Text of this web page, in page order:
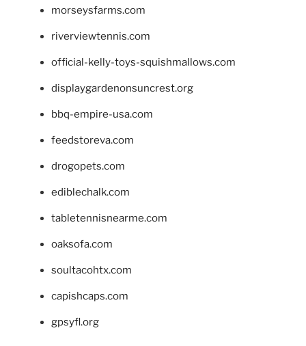
morseysfarms.com
riverviewtennis.com
official-kelly-toys-squishmallows.com
displaygardenonsuncrest.org
bbq-empire-usa.com
feedstoreva.com
drogopets.com
ediblechalk.com
tabletennisnearme.com
oaksofa.com
soultacohtx.com
capishcaps.com
gpsyfl.org